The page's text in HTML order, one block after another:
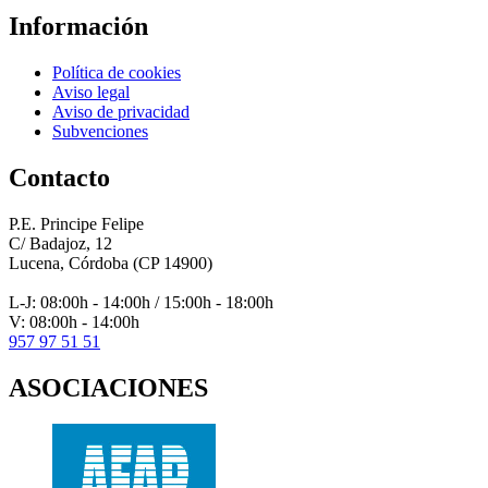
entradas
Información
Política de cookies
Aviso legal
Aviso de privacidad
Subvenciones
Contacto
P.E. Principe Felipe
C/ Badajoz, 12
Lucena, Córdoba (CP 14900)
L-J: 08:00h - 14:00h / 15:00h - 18:00h
V: 08:00h - 14:00h
957 97 51 51
ASOCIACIONES